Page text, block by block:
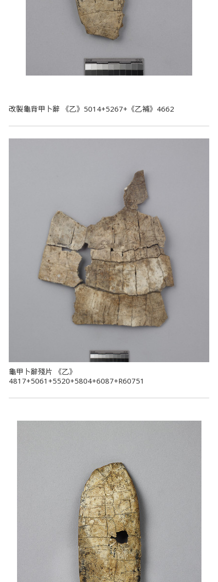
改製龜背甲卜辭 《乙》5014+5267+《乙補》4662
龜甲卜辭殘片 《乙》
4817+5061+5520+5804+6087+R60751